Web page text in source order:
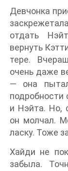
Девчонка
отдать
вернуть
тере.
очень даже
— она
подробности
и Нэйта. Но,
он молчал.
ласку. Тоже
Хайди не
забыла.